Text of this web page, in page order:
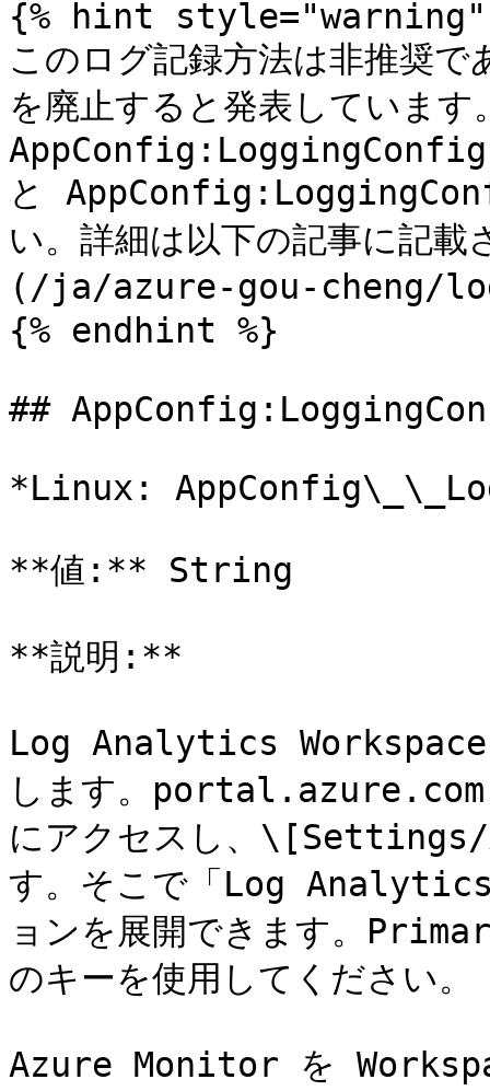
{% hint style="warning"
このログ記録方法は非推奨
を廃止すると発表しています
と
い。詳細は以下の記事に記
(/ja/azure-gou-cheng/
{% endhint %}
##
*Linux:
**値:** String
**説明:**
Log Analytics Workspace
します。
にアクセスし、\[Settings/
す。そこで「Log
ョンを展開できます。
のキーを使用してください。
Azure Monitor を